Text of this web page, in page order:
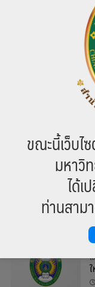
614 total views,
หมวดหมู่
ข่าวล่าสุด
ขณะนี้เว็บไ
มหาวิ
ได้
ท่านสาม